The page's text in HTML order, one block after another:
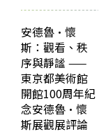
安德魯·懷
斯：觀看、秩
序與靜謐 ——
東京都美術館
開館100周年紀
念安德魯·懷
斯展觀展評論